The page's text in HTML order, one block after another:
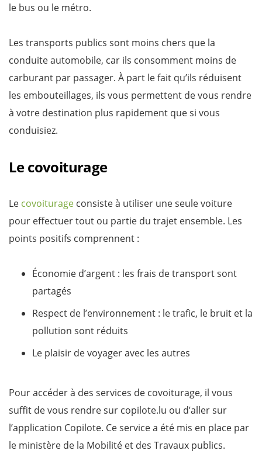
le bus ou le métro.
Les transports publics sont moins chers que la
conduite automobile, car ils consomment moins de
carburant par passager. À part le fait qu’ils réduisent
les embouteillages, ils vous permettent de vous rendre
à votre destination plus rapidement que si vous
conduisiez.
Le covoiturage
Le covoiturage consiste à utiliser une seule voiture
pour effectuer tout ou partie du trajet ensemble. Les
points positifs comprennent :
Économie d’argent : les frais de transport sont
partagés
Respect de l’environnement : le trafic, le bruit et la
pollution sont réduits
Le plaisir de voyager avec les autres
Pour accéder à des services de covoiturage, il vous
suffit de vous rendre sur copilote.lu ou d’aller sur
l’application Copilote. Ce service a été mis en place par
le ministère de la Mobilité et des Travaux publics.